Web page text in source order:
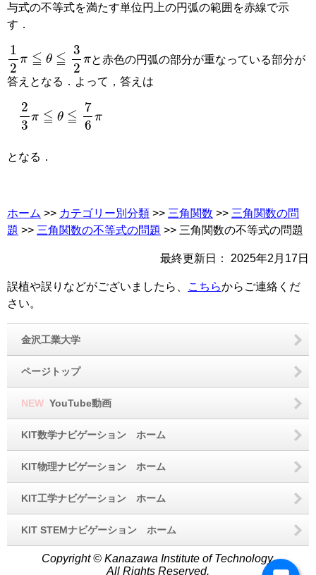
与式の不等式を満たす単位円上の円弧の範囲を赤線で示
す．
12 ≦ θ≦3 2π
と赤色の円弧の部分が重なっている部分が
答えとなる．よって，答えは
23 ≦ θ≦7 6π
となる．
ホーム >> カテゴリー別分類 >> 三角関数 >> 三角関数の問
題 >> 三角関数の不等式の問題 >> 三角関数の不等式の問題
最終更新日： 2025年2月17日
誤植や誤りなどがございましたら、 こちらからご連絡くだ
さい。
金沢工業大学
ページトップ
NEW YouTube動画
KIT数学ナビゲーション ホーム
KIT物理ナビゲーション ホーム
KIT工学ナビゲーション ホーム
KIT STEMナビゲーション ホーム
Copyright © Kanazawa Institute of Technology.
All Rights Reserved.